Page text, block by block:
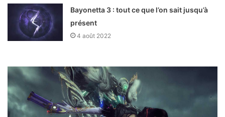
Bayonetta 3 : tout ce que l’on sait jusqu’à
présent
4 août 2022